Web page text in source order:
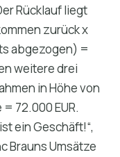
Rücklauf liegt
zurück x
abgezogen) =
weitere drei
in Höhe von
72.000 EUR.
ein Geschäft!“,
Brauns Umsätze